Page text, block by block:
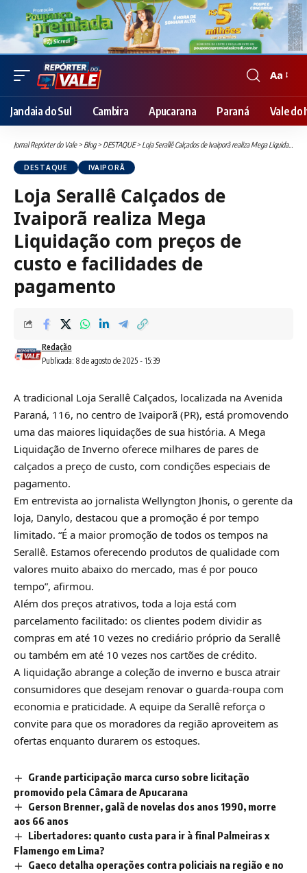
Font
Resizer
Aa
Jandaia do Sul Cambira Apucarana Paraná Vale do
Jornal Repórter do Vale> Blog> DESTAQUE> Loja Serallê Calçados de Ivaiporã realiza Mega Liquidação com preços de custo e facilidades de pagamento
DESTAQUE IVAIPORÃ
Loja Serallê Calçados de
Ivaiporã realiza Mega
Liquidação com preços de
custo e facilidades de
pagamento
Publicada: 8 de agosto de 2025 - 15:39
Redação
A tradicional Loja Serallê Calçados, localizada na Avenida
Paraná, 116, no centro de Ivaiporã (PR), está promovendo
uma das maiores liquidações de sua história. A Mega
Liquidação de Inverno oferece milhares de pares de
calçados a preço de custo, com condições especiais de
pagamento.
Em entrevista ao jornalista Wellyngton Jhonis, o gerente da
loja, Danylo, destacou que a promoção é por tempo
limitado. “É a maior promoção de todos os tempos na
Serallê. Estamos oferecendo produtos de qualidade com
valores muito abaixo do mercado, mas é por pouco
tempo”, afirmou.
Além dos preços atrativos, toda a loja está com
parcelamento facilitado: os clientes podem dividir as
compras em até 10 vezes no crediário próprio da Serallê
ou também em até 10 vezes nos cartões de crédito.
A liquidação abrange a coleção de inverno e busca atrair
consumidores que desejam renovar o guarda-roupa com
economia e praticidade. A equipe da Serallê reforça o
convite para que os moradores da região aproveitem as
ofertas enquanto durarem os estoques.
Grande participação marca curso sobre licitação
promovido pela Câmara de Apucarana
Gerson Brenner, galã de novelas dos anos 1990, morre
aos 66 anos
Libertadores: quanto custa para ir à final Palmeiras x
Flamengo em Lima?
Gaeco detalha operações contra policiais na região e no